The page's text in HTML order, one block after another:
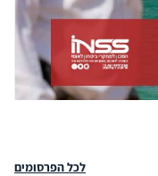
לכל הפרסומים